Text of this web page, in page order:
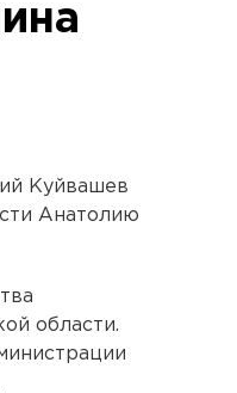
Куйвашев
Анатолию
области.